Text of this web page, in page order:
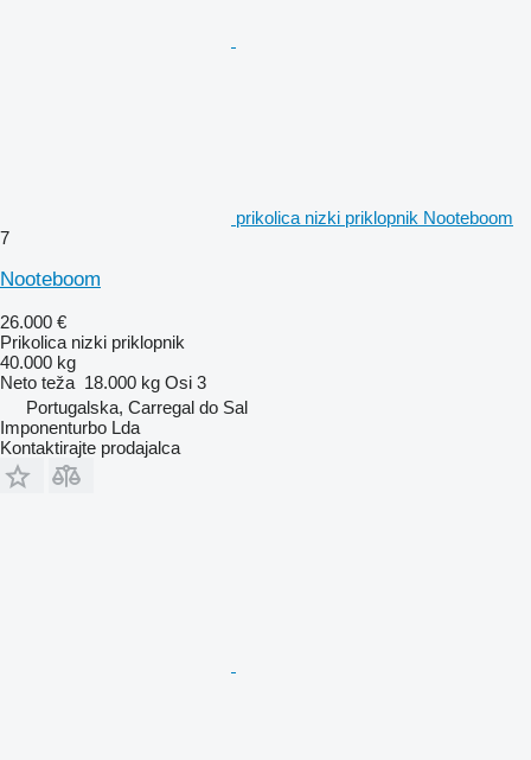
prikolica nizki priklopnik Nooteboom
7
Nooteboom
26.000 €
Prikolica nizki priklopnik
40.000 kg
Neto teža 18.000 kg Osi 3
Portugalska, Carregal do Sal
Imponenturbo Lda
Kontaktirajte prodajalca